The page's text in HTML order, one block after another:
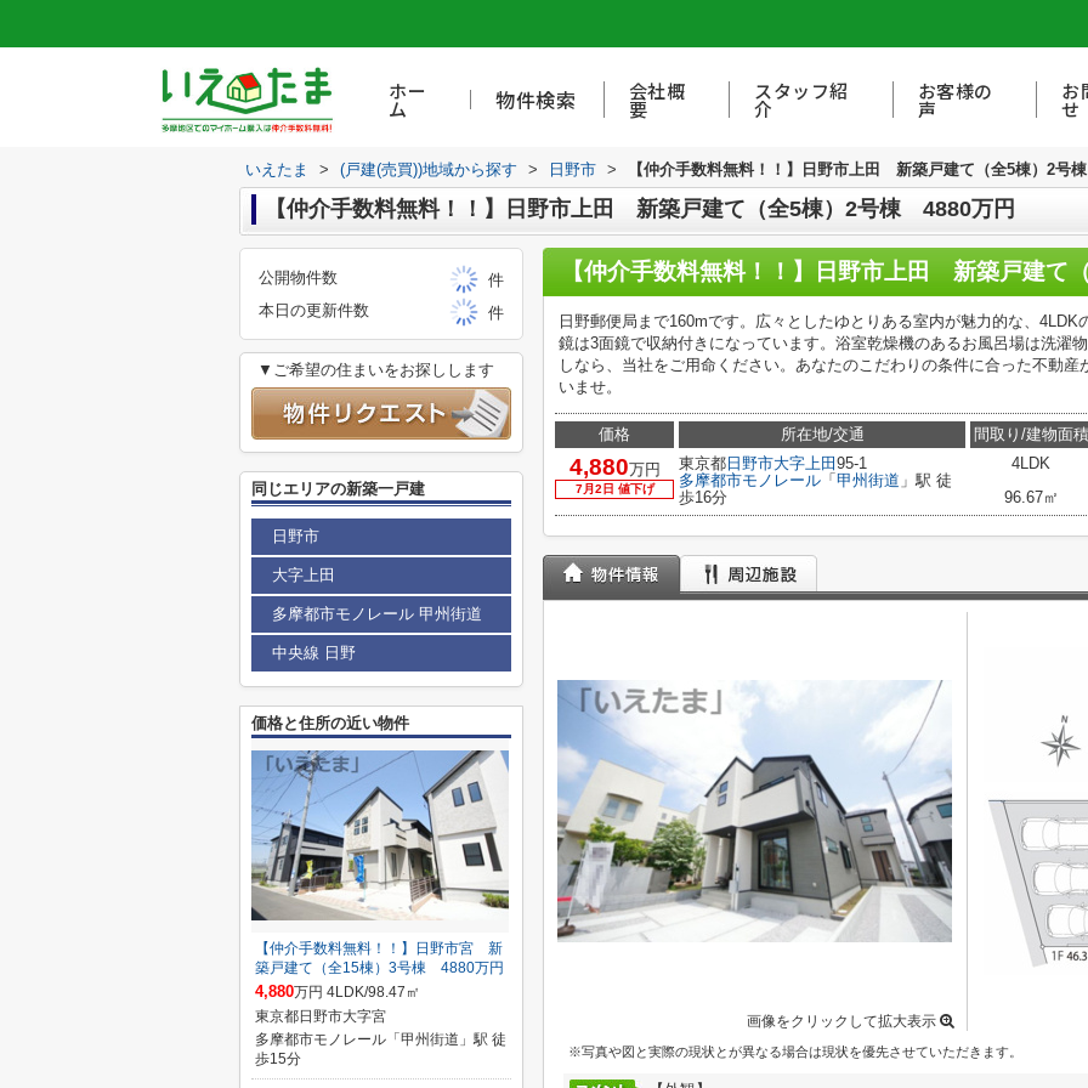
ホー
ム 物件検索 会社概
要
スタッフ紹
介
お客様の
声
お
せ
いえたま > (戸建(売買))地域から探す > 日野市 > 【仲介手数料無料！！】日野市上田 新築戸建て（全5棟）2号
【仲介手数料無料！！】日野市上田 新築戸建て（全5棟）2号棟 4880万円
【仲介手数料無料！！】日野市上田 新築戸建
日野郵便局まで160mです。広々としたゆとりある室内が魅力的な、
鏡は3面鏡で収納付きになっています。浴室乾燥機のあるお風呂場は洗濯
しなら、当社をご用命ください。あなたのこだわりの条件に合った不動
いませ。
価格
4,880万円
7月2日 値下げ
所在地/交通
東京都 日野市大字上田 95-1
多摩都市モノレール 「 甲州街道 」駅 徒
歩16分
間取り/建物面積
4LDK
96.67㎡
画像をクリックして拡大表示
※写真や図と実際の現状とが異なる場合は現状を優先させていただきます。
公開物件数
件
本日の更新件数
件
▼ご希望の住まいをお探しします
同じエリアの新築一戸建
日野市
大字上田
多摩都市モノレール 甲州街道
中央線 日野
価格と住所の近い物件
【仲介手数料無料！！】日野市宮 新
築戸建て（全15棟）3号棟 4880万円
4,880万円 4LDK/98.47㎡
東京都日野市大字宮
多摩都市モノレール「甲州街道」駅 徒
歩15分